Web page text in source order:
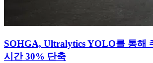
SOHGA, Ultralytics YOLO를 통해
시간 30% 단축